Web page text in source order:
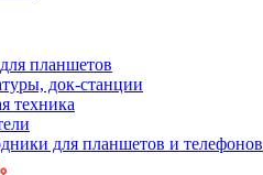
планшетов
док-станции
техника
для планшетов и телефонов